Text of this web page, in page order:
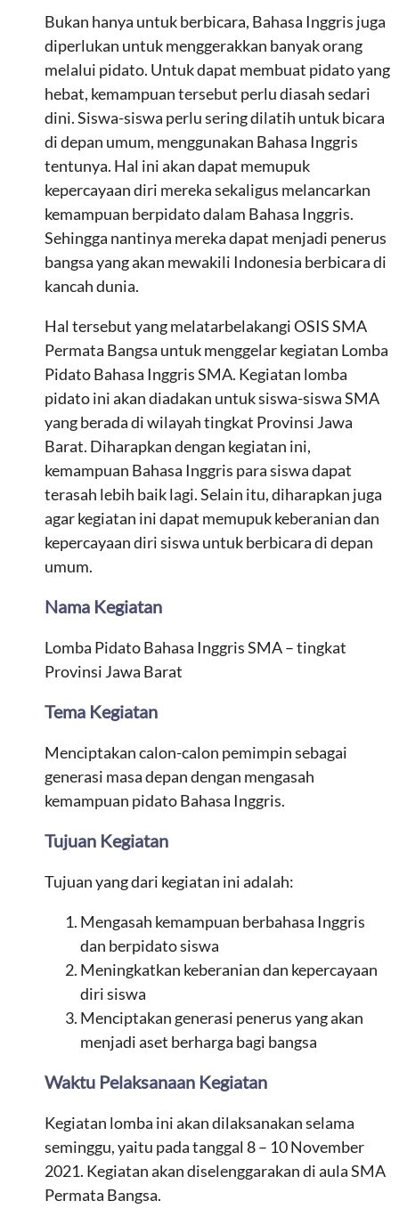
Bukan hanya untuk berbicara, Bahasa Inggris juga
diperlukan untuk menggerakkan banyak orang
melalui pidato. Untuk dapat membuat pidato yang
hebat, kemampuan tersebut perlu diasah sedari
dini. Siswa-siswa perlu sering dilatih untuk bicara
di depan umum, menggunakan Bahasa Inggris
tentunya. Hal ini akan dapat memupuk
kepercayaan diri mereka sekaligus melancarkan
kemampuan berpidato dalam Bahasa Inggris.
Sehingga nantinya mereka dapat menjadi penerus
bangsa yang akan mewakili Indonesia berbicara di
kancah dunia.
Hal tersebut yang melatarbelakangi OSIS SMA
Permata Bangsa untuk menggelar kegiatan Lomba
Pidato Bahasa Inggris SMA. Kegiatan lomba
pidato ini akan diadakan untuk siswa-siswa SMA
yang berada di wilayah tingkat Provinsi Jawa
Barat. Diharapkan dengan kegiatan ini,
kemampuan Bahasa Inggris para siswa dapat
terasah lebih baik lagi. Selain itu, diharapkan juga
agar kegiatan ini dapat memupuk keberanian dan
kepercayaan diri siswa untuk berbicara di depan
umum.
Nama Kegiatan
Lomba Pidato Bahasa Inggris SMA – tingkat
Provinsi Jawa Barat
Tema Kegiatan
Menciptakan calon-calon pemimpin sebagai
generasi masa depan dengan mengasah
kemampuan pidato Bahasa Inggris.
Tujuan Kegiatan
Tujuan yang dari kegiatan ini adalah:
Mengasah kemampuan berbahasa Inggris
dan berpidato siswa
Meningkatkan keberanian dan kepercayaan
diri siswa
Menciptakan generasi penerus yang akan
menjadi aset berharga bagi bangsa
Waktu Pelaksanaan Kegiatan
Kegiatan lomba ini akan dilaksanakan selama
seminggu, yaitu pada tanggal 8 – 10 November
2021. Kegiatan akan diselenggarakan di aula SMA
Permata Bangsa.